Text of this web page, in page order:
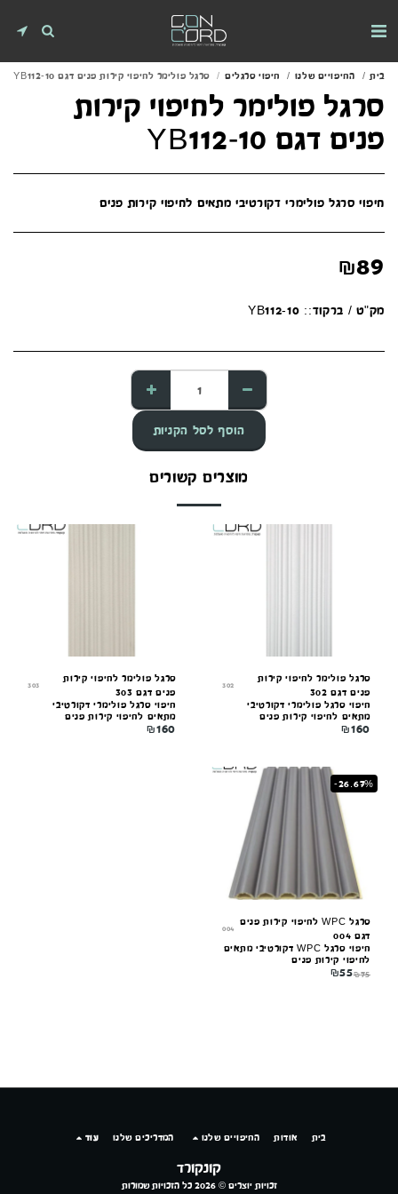
בית החיפויים שלנו חיפוי סרגלים סרגל פולימר לחיפוי קירות פנים דגם YB112-10
סרגל פולימר לחיפוי קירות
פנים דגם YB112-10
חיפוי סרגל פולימרי דקורטיבי מתאים לחיפוי קירות פנים
₪89
מק"ט / ברקוד:: YB112-10
הוסף לסל הקניות
מוצרים קשורים
סרגל פולימר לחיפוי קירות
פנים דגם 302
302
חיפוי סרגל פולימרי דקורטיבי
מתאים לחיפוי קירות פנים
₪160
סרגל פולימר לחיפוי קירות
פנים דגם 303
303
חיפוי סרגל פולימרי דקורטיבי
מתאים לחיפוי קירות פנים
₪160
-26.67%
סרגל WPC לחיפוי קירות פנים
דגם 004
004
חיפוי סרגל WPC דקורטיבי מתאים
לחיפוי קירות פנים
₪75
₪55
קונקורד
זכויות יוצרים © 2026 כל הזכויות שמורות
בית אודות החיפויים שלנו המדריכים שלנו עוד
קונקורד — יועץ חיפויים
מקוון עכשיו